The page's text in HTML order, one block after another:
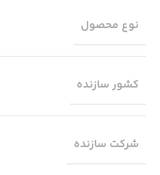
نوع محصول
کشور سازنده
شرکت سازنده